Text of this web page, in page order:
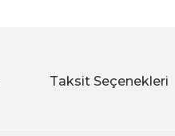
Taksit Seçenekleri